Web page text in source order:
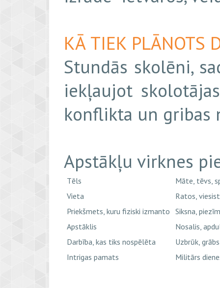
KĀ TIEK PLĀNOTS
Stundās skolēni,
iekļaujot
konflikta un gribas
Apstākļu virknes
Tēls
Māte, tēvs,
Vieta
Ratos,
Priekšmets, kuru fiziski izmanto Siksna,
Apstāklis
Nosalis,
Darbība, kas tiks nospēlēta
Uzbrūk,
Intrigas pamats
Militārs